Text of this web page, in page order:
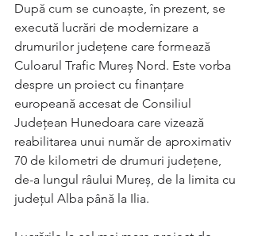
După cum se cunoaște, în prezent, se
execută lucrări de modernizare a
drumurilor județene care formează
Culoarul Trafic Mureș Nord. Este vorba
despre un proiect cu finanțare
europeană accesat de Consiliul
Județean Hunedoara care vizează
reabilitarea unui număr de aproximativ
70 de kilometri de drumuri județene,
de-a lungul râului Mureș, de la limita cu
județul Alba până la Ilia.